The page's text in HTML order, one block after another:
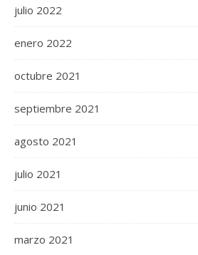
julio 2022
enero 2022
octubre 2021
septiembre 2021
agosto 2021
julio 2021
junio 2021
marzo 2021